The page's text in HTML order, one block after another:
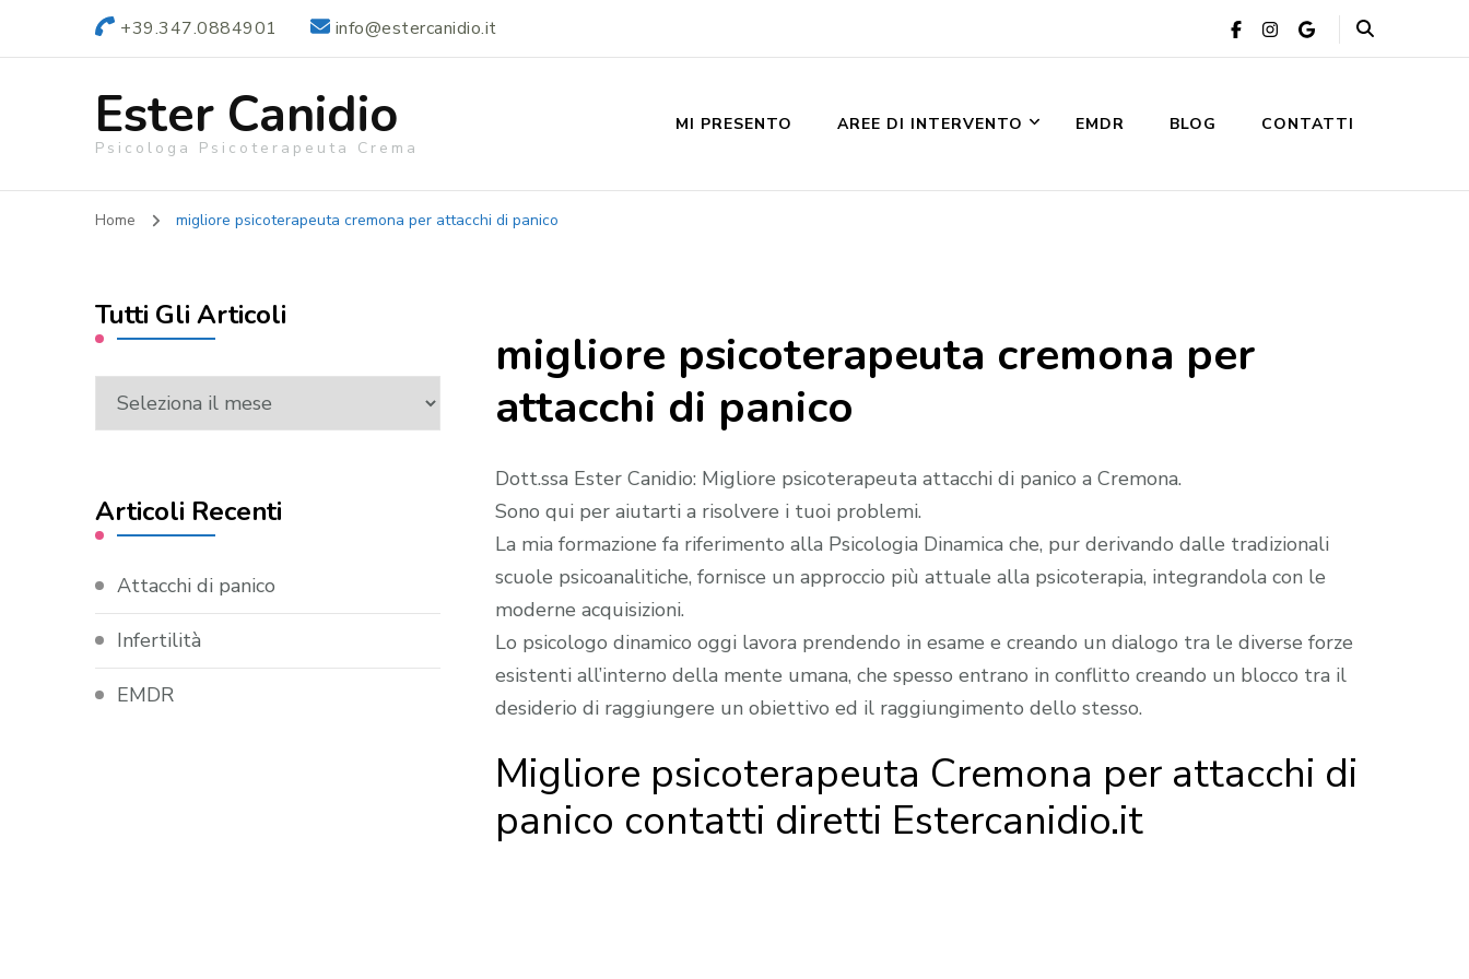
+39.347.0884901 info@estercanidio.it
Ester Canidio
Psicologa Psicoterapeuta Crema
MI PRESENTO AREE DI INTERVENTO EMDR BLOG CONTATTI
Home migliore psicoterapeuta cremona per attacchi di panico
migliore psicoterapeuta cremona per
attacchi di panico
Dott.ssa Ester Canidio: Migliore psicoterapeuta attacchi di panico a Cremona.
Sono qui per aiutarti a risolvere i tuoi problemi.
La mia formazione fa riferimento alla Psicologia Dinamica che, pur derivando dalle tradizionali
scuole psicoanalitiche, fornisce un approccio più attuale alla psicoterapia, integrandola con le
moderne acquisizioni.
Lo psicologo dinamico oggi lavora prendendo in esame e creando un dialogo tra le diverse forze
esistenti all’interno della mente umana, che spesso entrano in conflitto creando un blocco tra il
desiderio di raggiungere un obiettivo ed il raggiungimento dello stesso.
Migliore psicoterapeuta Cremona per attacchi di
panico contatti diretti Estercanidio.it
Tutti Gli Articoli
Tutti
Articoli Recenti
Attacchi di panico
Infertilità
EMDR